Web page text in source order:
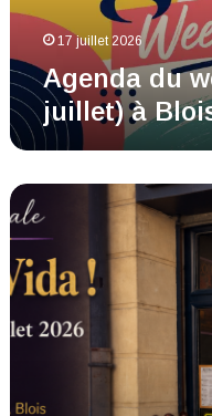
et
alentours
17 juillet 2026
Agenda du
juillet) à
S.O.S
La
Vida
:
Blois,
républicaine